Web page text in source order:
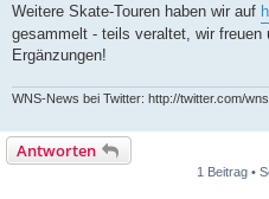
Weitere Skate-Touren haben wir auf
gesammelt - teils veraltet, wir freuen
Ergänzungen!
WNS-News bei Twitter: http://twitter.com/
Antworten
1 Beitrag •